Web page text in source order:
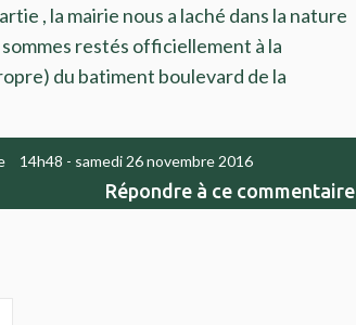
, la mairie nous a laché dans la nature
restés officiellement à la
du batiment boulevard de la
14h48 - samedi 26novembre 2016
Répondre à ce commentaire